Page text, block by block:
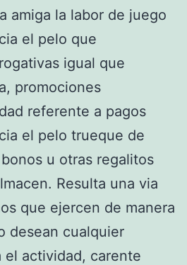
amiga la labor de juego
el pelo que
igual que
promociones
referente a pagos
el pelo trueque de
u otras regalitos
Resulta una via
que ejercen de manera
desean cualquier
el actividad, carente